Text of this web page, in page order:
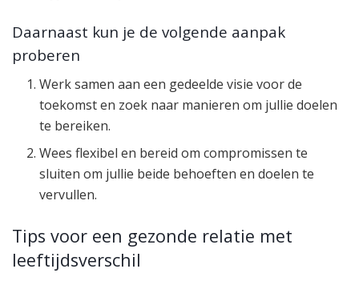
Daarnaast kun je de volgende aanpak
proberen
Werk samen aan een gedeelde visie voor de
toekomst en zoek naar manieren om jullie doelen
te bereiken.
Wees flexibel en bereid om compromissen te
sluiten om jullie beide behoeften en doelen te
vervullen.
Tips voor een gezonde relatie met
leeftijdsverschil